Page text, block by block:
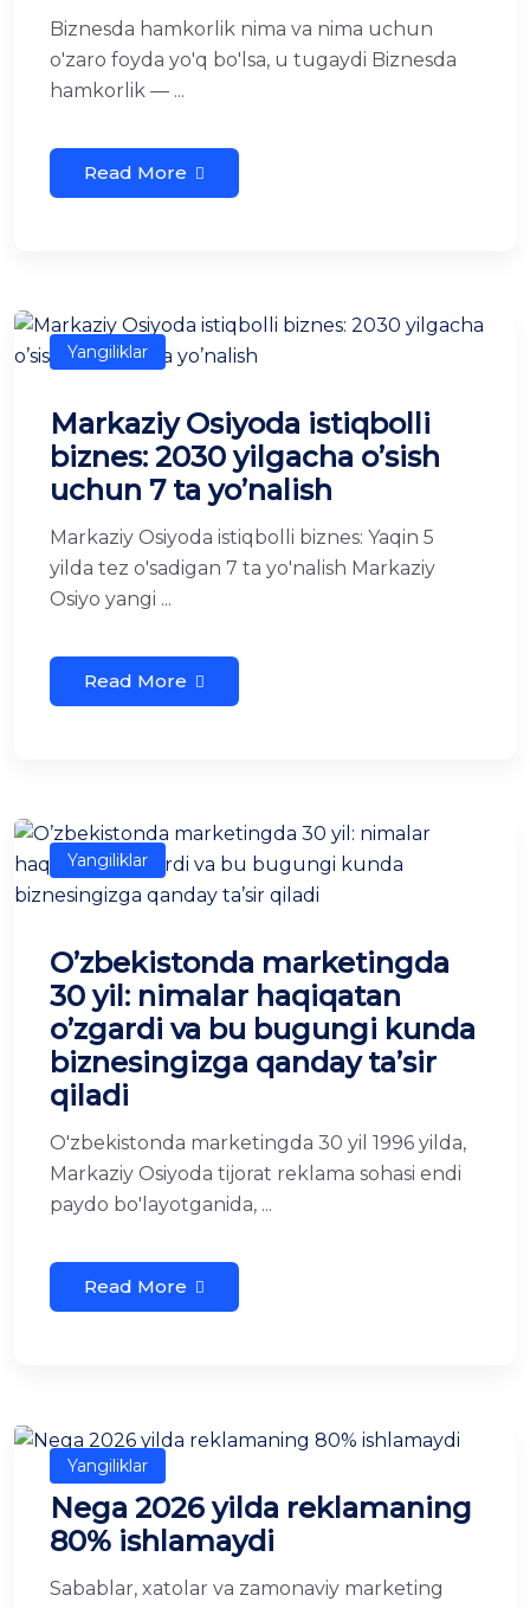
Biznesda hamkorlik nima va nima uchun
o'zaro foyda yo'q bo'lsa, u tugaydi Biznesda
hamkorlik — ...
Read More
Yangiliklar
Markaziy Osiyoda istiqbolli
biznes: 2030 yilgacha o’sish
uchun 7 ta yo’nalish
Markaziy Osiyoda istiqbolli biznes: Yaqin 5
yilda tez o'sadigan 7 ta yo'nalish Markaziy
Osiyo yangi ...
Read More
Yangiliklar
O’zbekistonda marketingda
30 yil: nimalar haqiqatan
o’zgardi va bu bugungi kunda
biznesingizga qanday ta’sir
qiladi
O'zbekistonda marketingda 30 yil 1996 yilda,
Markaziy Osiyoda tijorat reklama sohasi endi
paydo bo'layotganida, ...
Read More
Yangiliklar
Nega 2026 yilda reklamaning
80% ishlamaydi
Sabablar, xatolar va zamonaviy marketing